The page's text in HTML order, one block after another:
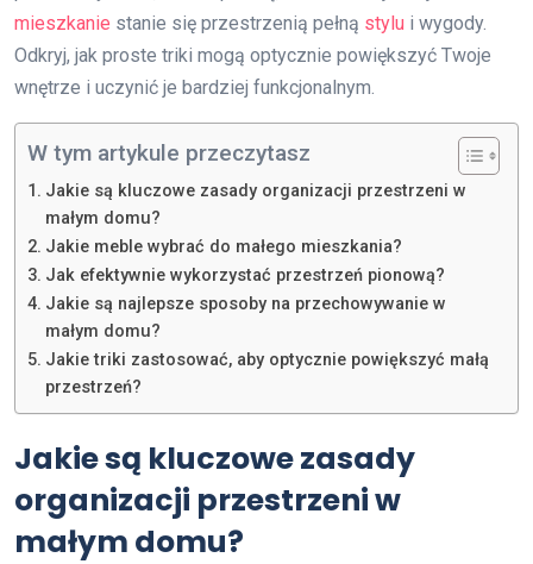
mieszkanie stanie się przestrzenią pełną stylu i wygody.
Odkryj, jak proste triki mogą optycznie powiększyć Twoje
wnętrze i uczynić je bardziej funkcjonalnym.
W tym artykule przeczytasz
Jakie są kluczowe zasady organizacji przestrzeni w
małym domu?
Jakie meble wybrać do małego mieszkania?
Jak efektywnie wykorzystać przestrzeń pionową?
Jakie są najlepsze sposoby na przechowywanie w
małym domu?
Jakie triki zastosować, aby optycznie powiększyć małą
przestrzeń?
Jakie są kluczowe zasady
organizacji przestrzeni w
małym domu?